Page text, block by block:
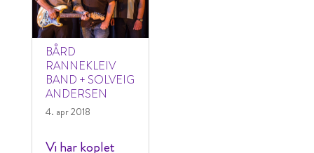
BÅRD
RANNEKLEIV
BAND + SOLVEIG
ANDERSEN
4. apr 2018
Vi har koplet